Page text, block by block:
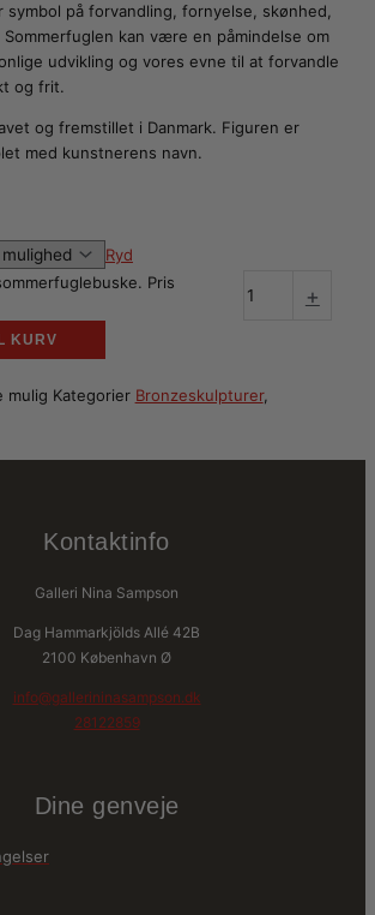
symbol på forvandling, fornyelse, skønhed,
kan være en påmindelse om
udvikling og vores evne til at forvandle
og frit.
og fremstillet i Danmark. Figuren er
med kunstnerens navn.
Ryd
Pris
+
KURV
mulig Kategorier Bronzeskulpturer,
Kontaktinfo
Galleri Nina Sampson
Dag Hammarkjölds Allé 42B
2100 København Ø
info@gallerininasampson.dk
28122859
Dine genveje